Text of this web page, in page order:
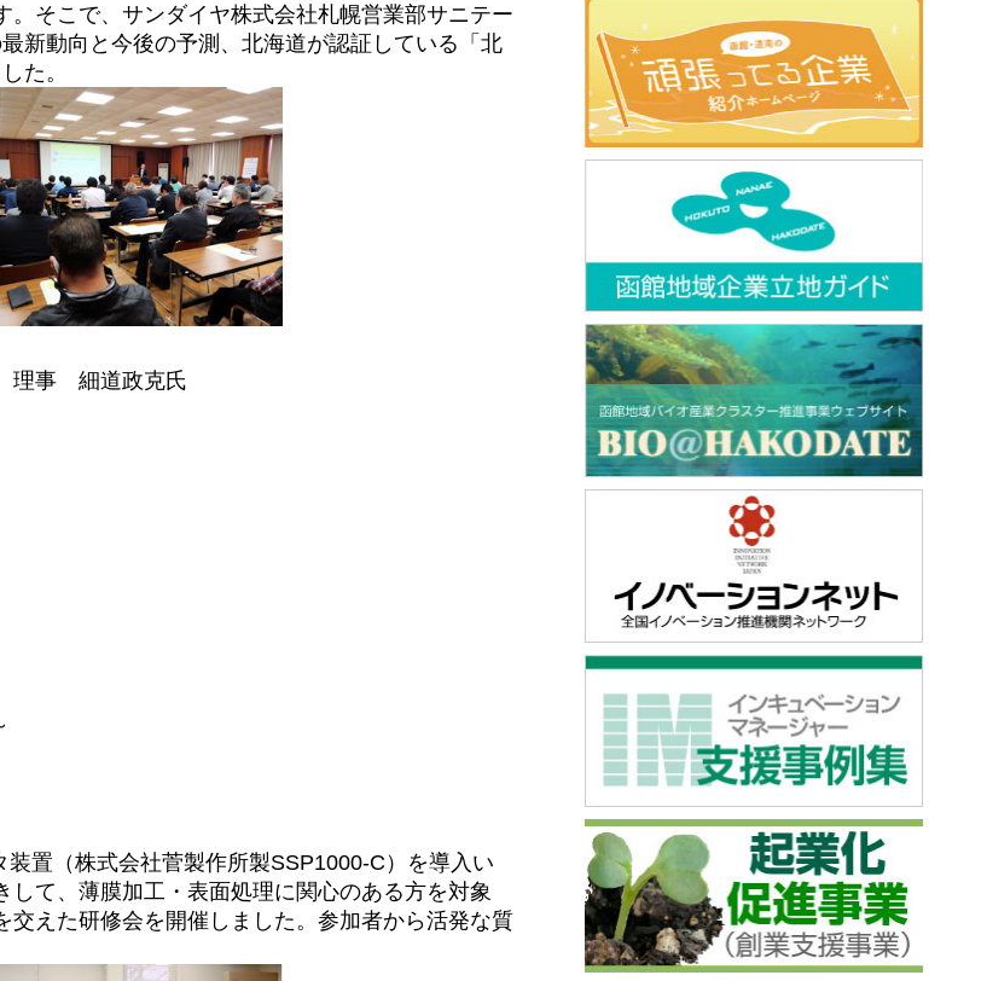
そこで、サンダイヤ株式会社札幌営業部サニテー
動向と今後の予測、北海道が認証している「北
た。
理事 細道政克氏
置（株式会社菅製作所製SSP1000-C）を導入い
て、薄膜加工・表面処理に関心のある方を対象
えた研修会を開催しました。参加者から活発な質